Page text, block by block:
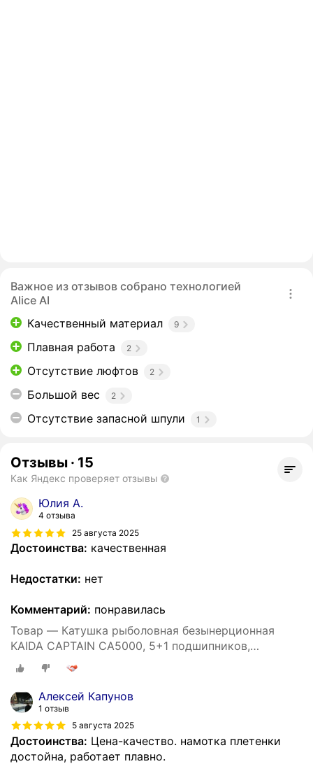
Важное из отзывов собрано технологией
Alice AI
Качественный материал
9
Плавная работа 2
Отсутствие люфтов 2
Большой вес 2
Отсутствие запасной шпули 1
Отзывы · 15
Как Яндекс проверяет отзывы
Юлия А.
4 отзыва
25 августа 2025
Достоинства: качественная
Недостатки: нет
Комментарий: понравилась
Товар — Катушка рыболовная безынерционная
KAIDA CAPTAIN CA5000, 5+1 подшипников,
спиннинговая, фидерная, донная
Алексей Капунов
1 отзыв
5 августа 2025
Достоинства: Цена-качество. намотка плетенки
достойна, работает плавно.